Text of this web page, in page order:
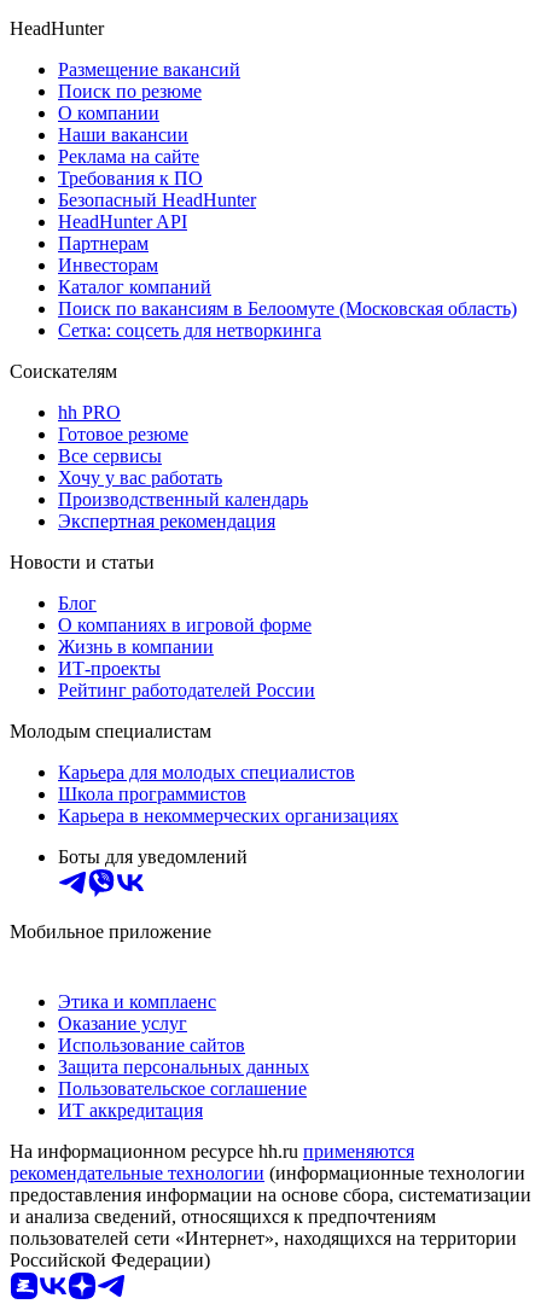
HeadHunter
Размещение вакансий
Поиск по резюме
О компании
Наши вакансии
Реклама на сайте
Требования к ПО
Безопасный HeadHunter
HeadHunter API
Партнерам
Инвесторам
Каталог компаний
Поиск по вакансиям в Белоомуте (Московская область)
Сетка: соцсеть для нетворкинга
Соискателям
hh PRO
Готовое резюме
Все сервисы
Хочу у вас работать
Производственный календарь
Экспертная рекомендация
Новости и статьи
Блог
О компаниях в игровой форме
Жизнь в компании
ИТ-проекты
Рейтинг работодателей России
Молодым специалистам
Карьера для молодых специалистов
Школа программистов
Карьера в некоммерческих организациях
Боты для уведомлений
Мобильное приложение
Этика и комплаенс
Оказание услуг
Использование сайтов
Защита персональных данных
Пользовательское соглашение
ИТ аккредитация
На информационном ресурсе hh.ru применяются
рекомендательные технологии (информационные технологии
предоставления информации на основе сбора, систематизации
и анализа сведений, относящихся к предпочтениям
пользователей сети «Интернет», находящихся на территории
Российской Федерации)